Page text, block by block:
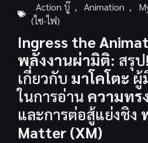
Action บู๊ , Animation ,
(ไซ-ไฟ)
Ingress the
พลังงานผ่ามิติ: สรุป
เกี่ยวกับ มาโคโตะผู้
ในการอ่าน ความทร
และการต่อสู้แย่งชิง
Matter (XM)